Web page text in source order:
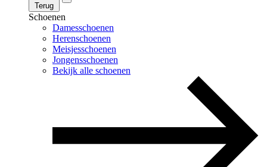
Terug
Schoenen
Damesschoenen
Herenschoenen
Meisjesschoenen
Jongensschoenen
Bekijk alle schoenen